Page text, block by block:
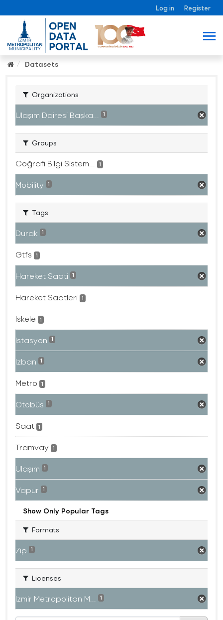
Log in Register
Datasets
Organizations
Ulaşım Dairesi Başka... 1
Groups
Coğrafi Bilgi Sistem... 1
Mobility 1
Tags
Durak 1
Gtfs 1
Hareket Saati 1
Hareket Saatleri 1
Iskele 1
Istasyon 1
Izban 1
Metro 1
Otobüs 1
Saat 1
Tramvay 1
Ulaşım 1
Vapur 1
Show Only Popular Tags
Formats
Zip 1
Licenses
Izmir Metropolitan M... 1